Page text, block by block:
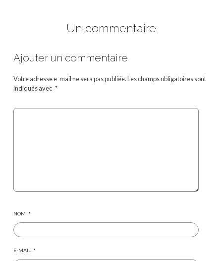
Un commentaire
Ajouter un commentaire
Votre adresse e-mail ne sera pas publiée.Les champs obligatoires sont
indiqués avec *
NOM *
E-MAIL *